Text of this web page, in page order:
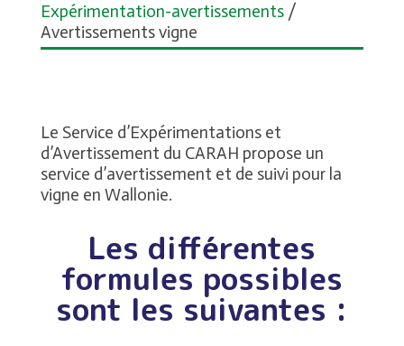
Expérimentation-avertissements/
Avertissements vigne
Le Service d’Expérimentations et
d’Avertissement du CARAH propose un
service d’avertissement et de suivi pour la
vigne en Wallonie.
Les différentes
formules possibles
sont les suivantes :